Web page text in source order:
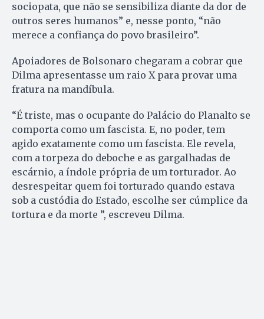
sociopata, que não se sensibiliza diante da dor de
outros seres humanos” e, nesse ponto, “não
merece a confiança do povo brasileiro”.
Apoiadores de Bolsonaro chegaram a cobrar que
Dilma apresentasse um raio X para provar uma
fratura na mandíbula.
“É triste, mas o ocupante do Palácio do Planalto se
comporta como um fascista. E, no poder, tem
agido exatamente como um fascista. Ele revela,
com a torpeza do deboche e as gargalhadas de
escárnio, a índole própria de um torturador. Ao
desrespeitar quem foi torturado quando estava
sob a custódia do Estado, escolhe ser cúmplice da
tortura e da morte ”, escreveu Dilma.